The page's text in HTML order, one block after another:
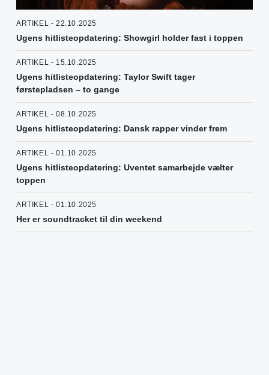
ARTIKEL - 22.10.2025
Ugens hitlisteopdatering: Showgirl holder fast i toppen
ARTIKEL - 15.10.2025
Ugens hitlisteopdatering: Taylor Swift tager
førstepladsen – to gange
ARTIKEL - 08.10.2025
Ugens hitlisteopdatering: Dansk rapper vinder frem
ARTIKEL - 01.10.2025
Ugens hitlisteopdatering: Uventet samarbejde vælter
toppen
ARTIKEL - 01.10.2025
Her er soundtracket til din weekend